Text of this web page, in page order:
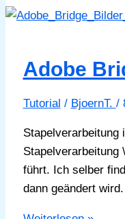
Adobe
Tutorial / BjoernT. /
Stapelverarbeitung
Stapelverarbeitung
führt. Ich selber
dann geändert